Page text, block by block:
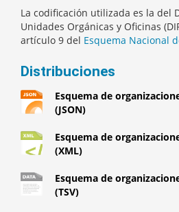
La codificación utilizada es la del
Unidades Orgánicas y Oficinas
artículo 9 del Esquema Nacional
Distribuciones
Esquema de
(JSON)
Esquema de
(XML)
Esquema de
(TSV)